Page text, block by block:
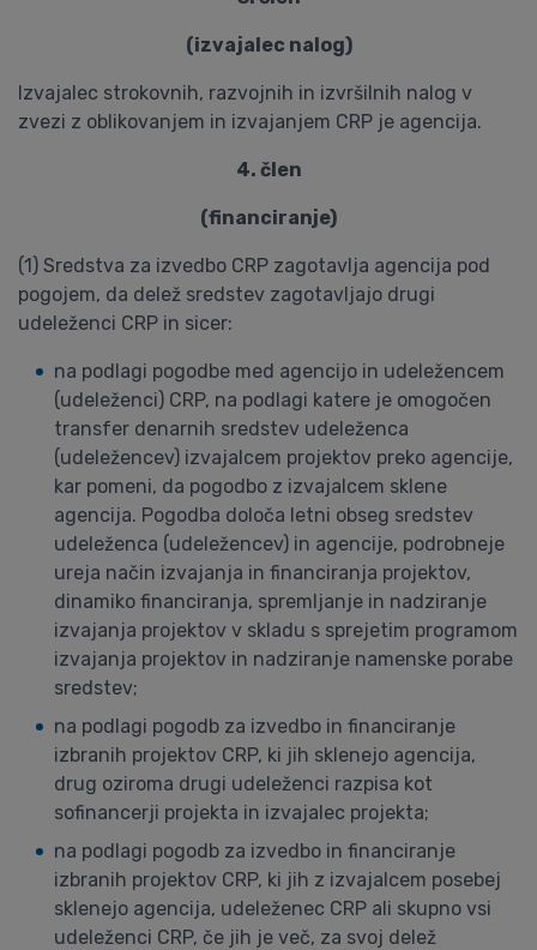
(izvajalec nalog)
Izvajalec strokovnih, razvojnih in izvršilnih nalog v
zvezi z oblikovanjem in izvajanjem CRP je agencija.
4. člen
(financiranje)
(1) Sredstva za izvedbo CRP zagotavlja agencija pod
pogojem, da delež sredstev zagotavljajo drugi
udeleženci CRP in sicer:
na podlagi pogodbe med agencijo in udeležencem
(udeleženci) CRP, na podlagi katere je omogočen
transfer denarnih sredstev udeleženca
(udeležencev) izvajalcem projektov preko agencije,
kar pomeni, da pogodbo z izvajalcem sklene
agencija. Pogodba določa letni obseg sredstev
udeleženca (udeležencev) in agencije, podrobneje
ureja način izvajanja in financiranja projektov,
dinamiko financiranja, spremljanje in nadziranje
izvajanja projektov v skladu s sprejetim programom
izvajanja projektov in nadziranje namenske porabe
sredstev;
na podlagi pogodb za izvedbo in financiranje
izbranih projektov CRP, ki jih sklenejo agencija,
drug oziroma drugi udeleženci razpisa kot
sofinancerji projekta in izvajalec projekta;
na podlagi pogodb za izvedbo in financiranje
izbranih projektov CRP, ki jih z izvajalcem posebej
sklenejo agencija, udeleženec CRP ali skupno vsi
udeleženci CRP, če jih je več, za svoj delež